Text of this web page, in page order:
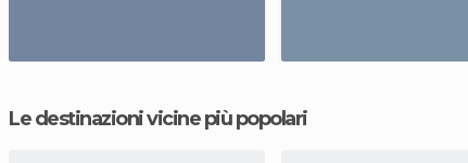
Le destinazioni vicine più popolari